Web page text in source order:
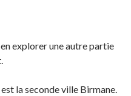
explorer une autre partie
la seconde ville Birmane.